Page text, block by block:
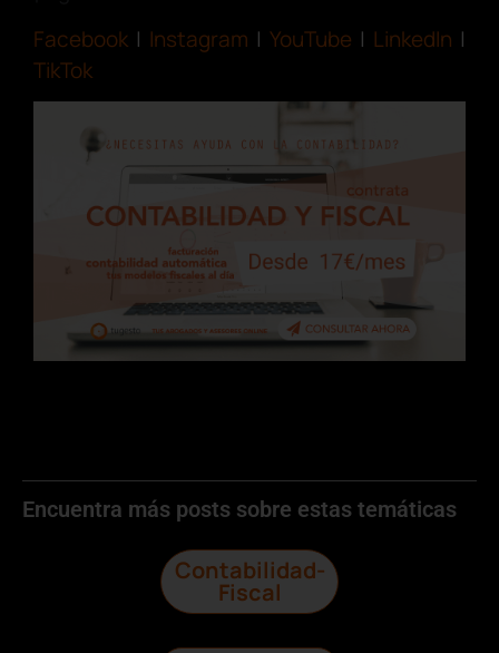
Facebook | Instagram | YouTube | LinkedIn |
TikTok
Encuentra más posts sobre estas temáticas
Contabilidad-
Fiscal